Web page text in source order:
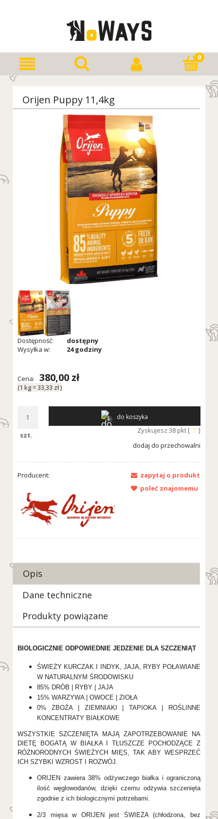
Orijen Puppy 11,4kg
Dostępność:
dostępny
Wysyłka w:
24 godziny
Cena: 380,00 zł
(1 kg=33,33 zł)
szt.
do koszyka
Zyskujesz 38pkt [ ? ]
dodaj do przechowalni
Producent:
zapytaj o produkt
poleć znajomemu
Opis
Dane techniczne
Produkty powiązane
BIOLOGICZNIE ODPOWIEDNIE JEDZENIE DLA SZCZENIĄT
ŚWIEŻY KURCZAK I INDYK, JAJA, RYBY POŁAWIANE
W NATURALNYM ŚRODOWISKU
85% DRÓB | RYBY | JAJA
15% WARZYWA | OWOCE | ZIOŁA
0% ZBOŻA | ZIEMNIAKI | TAPIOKA | ROŚLINNE
KONCENTRATY BIAŁKOWE
WSZYSTKIE SZCZENIĘTA MAJĄ ZAPOTRZEBOWANIE NA
DIETĘ BOGATĄ W BIAŁKA I TŁUSZCZE POCHODZĄCE Z
RÓŻNORODNYCH ŚWIEŻYCH MIĘS, TAK ABY WESPRZEĆ
ICH SZYBKI WZROST I ROZWÓJ.
ORIJEN zawiera 38% odżywczego białka i ograniczoną
ilość węglowodanów, dzięki czemu odżywia szczenięta
zgodnie z ich biologicznymi potrzebami.
2/3 mięsa w ORIJEN jest ŚWIEŻA (chłodzona, bez